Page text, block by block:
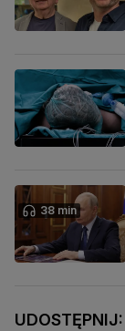
38 min
UDOSTĘPNIJ: